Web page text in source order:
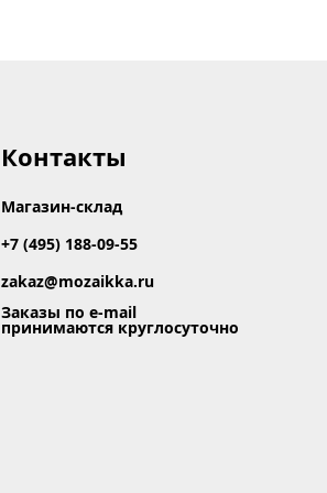
Контакты
Магазин-склад
+7 (495) 188-09-55
zakaz@mozaikka.ru
Заказы по e-mail
принимаются круглосуточно